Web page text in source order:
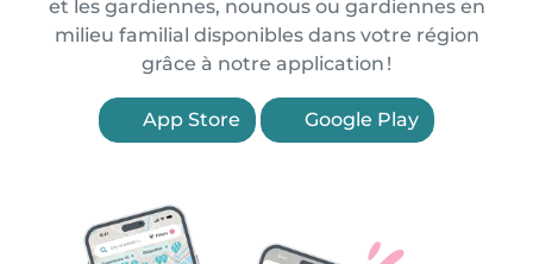
et les gardiennes, nounous ou gardiennes en
milieu familial disponibles dans votre région
grâce à notre application !
App Store Google Play